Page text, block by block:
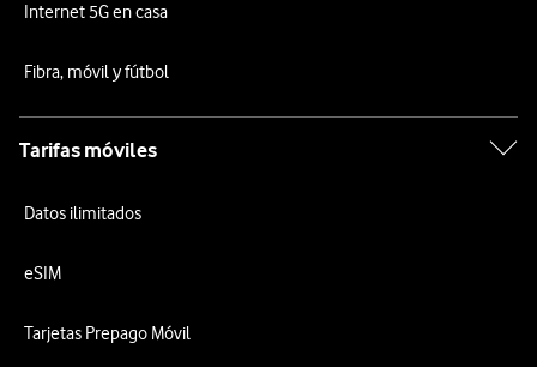
Internet 5G en casa
Fibra, móvil y fútbol
Tarifas móviles
Datos ilimitados
eSIM
Tarjetas Prepago Móvil